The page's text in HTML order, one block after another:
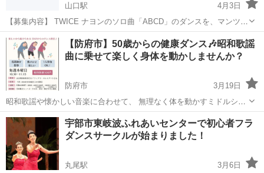
山口駅
4月3日
【募集内容】 TWICE ナヨンのソロ曲「ABCD」のダンスを、マンツー
マンでコピーできるレッスンを希望！ ・完全コピー（振り付け通りに
覚えたい） ・初心者OK、丁寧に分解して教えてくれる方 ・1回60-90
分、単発or継続...
山口 山口市 山口駅 その他 マンツーマン
【防府市】50歳からの健康ダンス🎶昭和歌謡
曲に乗せて楽しく身体を動かしませんか？
防府市
3月19日
昭和歌謡や懐かしい音楽に合わせて、 無理なく体を動かすミドルシニ
ア・シニア向けダンス教室です。 ✔ 運動が苦手でもOK ✔ 覚えられな
くても大丈夫 ✔ 間違えても気にしない ✔ みんなで楽しく体を動かし
ます 「健康のため...
山口 防府市 ダンス 50歳
宇部市東岐波ふれあいセンターで初心者フラ
ダンスサークルが始まりました！
丸尾駅
3月6日